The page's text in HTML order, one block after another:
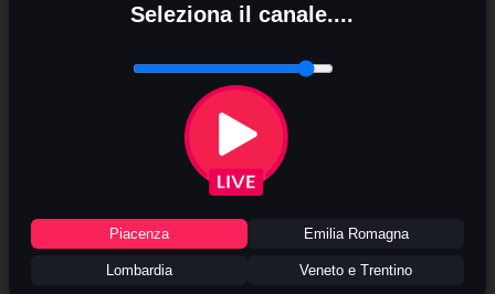
Seleziona il canale....
Piacenza Emilia Romagna
Lombardia Veneto e Trentino